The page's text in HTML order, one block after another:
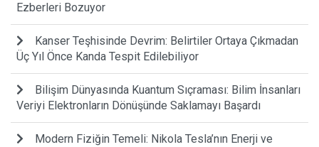
Ezberleri Bozuyor
Kanser Teşhisinde Devrim: Belirtiler Ortaya Çıkmadan
Üç Yıl Önce Kanda Tespit Edilebiliyor
Bilişim Dünyasında Kuantum Sıçraması: Bilim İnsanları
Veriyi Elektronların Dönüşünde Saklamayı Başardı
Modern Fiziğin Temeli: Nikola Tesla’nın Enerji ve